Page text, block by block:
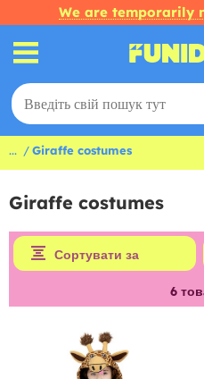
We are temporarily
... Giraffe costumes
Giraffe costumes
Сортувати за
6